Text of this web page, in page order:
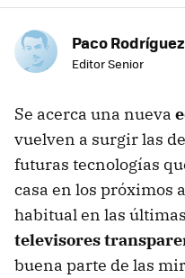
Paco Rodríguez
Editor Senior
Se acerca una nueva
vuelven a surgir las
futuras tecnologías
casa en los próximos
habitual en las
televisores
buena parte de las